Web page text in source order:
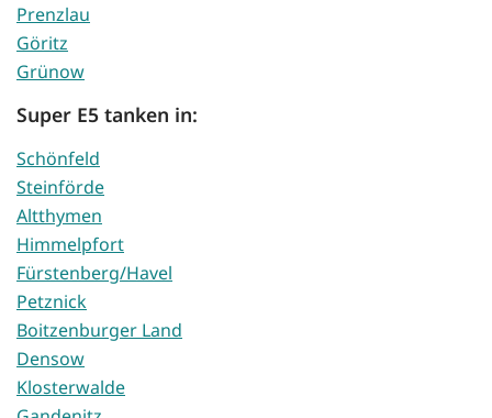
Prenzlau
Göritz
Grünow
Super E5 tanken in:
Schönfeld
Steinförde
Altthymen
Himmelpfort
Fürstenberg/Havel
Petznick
Boitzenburger Land
Densow
Klosterwalde